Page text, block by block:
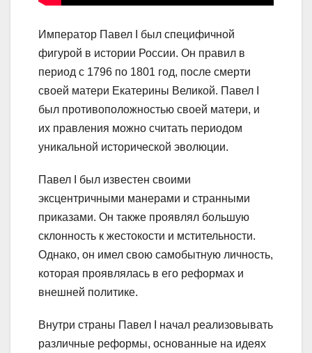
Император Павел I был специфичной
фигурой в истории России. Он правил в
период с 1796 по 1801 год, после смерти
своей матери Екатерины Великой. Павел I
был противоположностью своей матери, и
их правления можно считать периодом
уникальной исторической эволюции.
Павел I был известен своими
эксцентричными манерами и странными
приказами. Он также проявлял большую
склонность к жестокости и мстительности.
Однако, он имел свою самобытную личность,
которая проявлялась в его реформах и
внешней политике.
Внутри страны Павел I начал реализовывать
различные реформы, основанные на идеях